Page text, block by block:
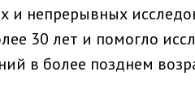
непрерывных
30 лет и помогло
в более позднем